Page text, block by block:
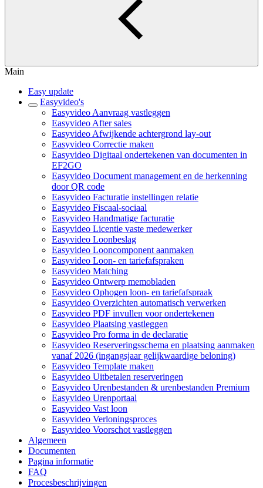
Main
Easy update
Easyvideo's
Easyvideo Aanvraag vastleggen
Easyvideo After sales
Easyvideo Afwijkende achtergrond lay-out
Easyvideo Correctie maken
Easyvideo Digitaal ondertekenen van documenten in
EF2GO
Easyvideo Document management en de herkenning
door QR code
Easyvideo Facturatie instellingen relatie
Easyvideo Fiscaal-sociaal
Easyvideo Handmatige facturatie
Easyvideo Licentie vaste medewerker
Easyvideo Loonbeslag
Easyvideo Looncomponent aanmaken
Easyvideo Loon- en tariefafspraken
Easyvideo Matching
Easyvideo Ontwerp memobladen
Easyvideo Ophogen loon- en tariefafspraak
Easyvideo Overzichten automatisch verwerken
Easyvideo PDF invullen voor ondertekenen
Easyvideo Plaatsing vastleggen
Easyvideo Pro forma in de declaratie
Easyvideo Reserveringsschema en plaatsing aanmaken
vanaf 2026 (ingangsjaar gelijkwaardige beloning)
Easyvideo Template maken
Easyvideo Uitbetalen reserveringen
Easyvideo Urenbestanden & urenbestanden Premium
Easyvideo Urenportaal
Easyvideo Vast loon
Easyvideo Verloningsproces
Easyvideo Voorschot vastleggen
Algemeen
Documenten
Pagina informatie
FAQ
Procesbeschrijvingen